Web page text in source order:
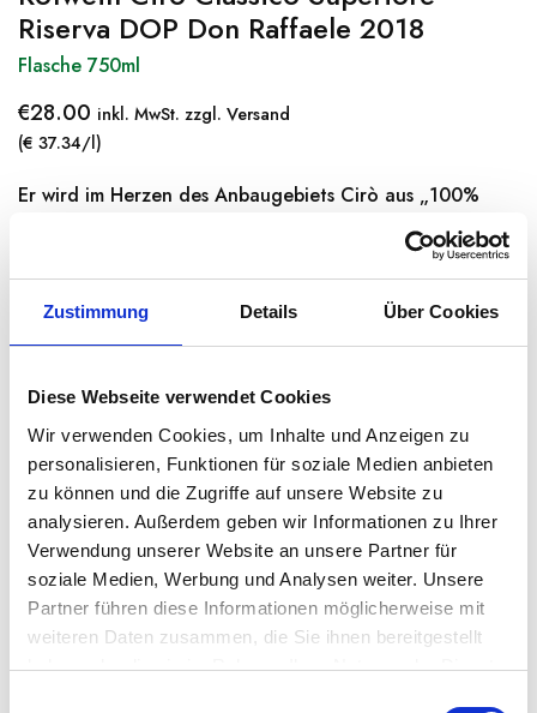
Zustimmung Details Über Cookies
Diese Webseite verwendet Cookies
Wir verwenden Cookies, um Inhalte und Anzeigen zu
personalisieren, Funktionen für soziale Medien anbieten
zu können und die Zugriffe auf unsere Website zu
analysieren. Außerdem geben wir Informationen zu Ihrer
Verwendung unserer Website an unsere Partner für
soziale Medien, Werbung und Analysen weiter. Unsere
Partner führen diese Informationen möglicherweise mit
weiteren Daten zusammen, die Sie ihnen bereitgestellt
haben oder die sie im Rahmen Ihrer Nutzung der Dienste
Riserva DOP Don Raffaele 2018
Flasche 750ml
€28.00 inkl. MwSt. zzgl. Versand
(€ 37.34/l)
Er wird im Herzen des Anbaugebiets Cirò aus „100%
Gaglioppo Trauben“ gekeltert. Die alte Hügellagenrebe
wurde in den letzten Jahren sowohl wegen…
Weiterlesen →
Derzeit nicht lieferbar
Kategorien: Rotwein,Weine,Weinkeller
Region:Kalabrien
Share: